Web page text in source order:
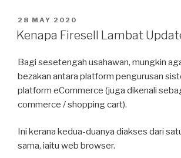
Percuma
Kenakan
Yuran?”
POSTED
ON
28 MAY 2020
Kenapa Firesell Lambat
Bagi sesetengah usahawan, mungkin
bezakan antara platform pengurusan
platform eCommerce (juga dikenali
commerce / shopping cart).
Ini kerana kedua-duanya diakses dari
sama, iaitu web browser.